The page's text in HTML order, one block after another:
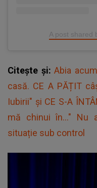
A post shared
Citește și:Abia
casă. CE A PĂȚIT
Iubirii" și CE S-A
mă chinui în..." Nu
situație sub control